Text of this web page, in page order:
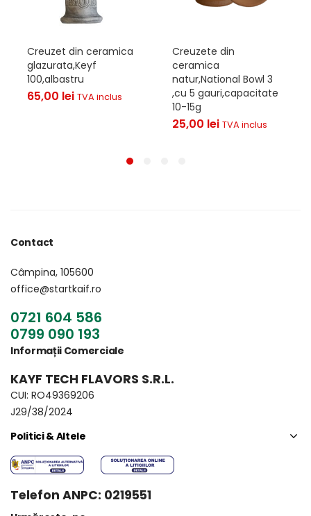
Creuzet din ceramica
glazurata,Keyf
100,albastru
65,00 lei TVA inclus
Creuzete din
ceramica
natur,National Bowl 3
,cu 5 gauri,capacitate
10-15g
25,00 lei TVA inclus
Contact
Câmpina, 105600
office@startkaif.ro
0721 604 586
0799 090 193
Informații Comerciale
KAYF TECH FLAVORS S.R.L.
CUI: RO49369206
J29/38/2024
Politici & Altele
Telefon ANPC: 0219551